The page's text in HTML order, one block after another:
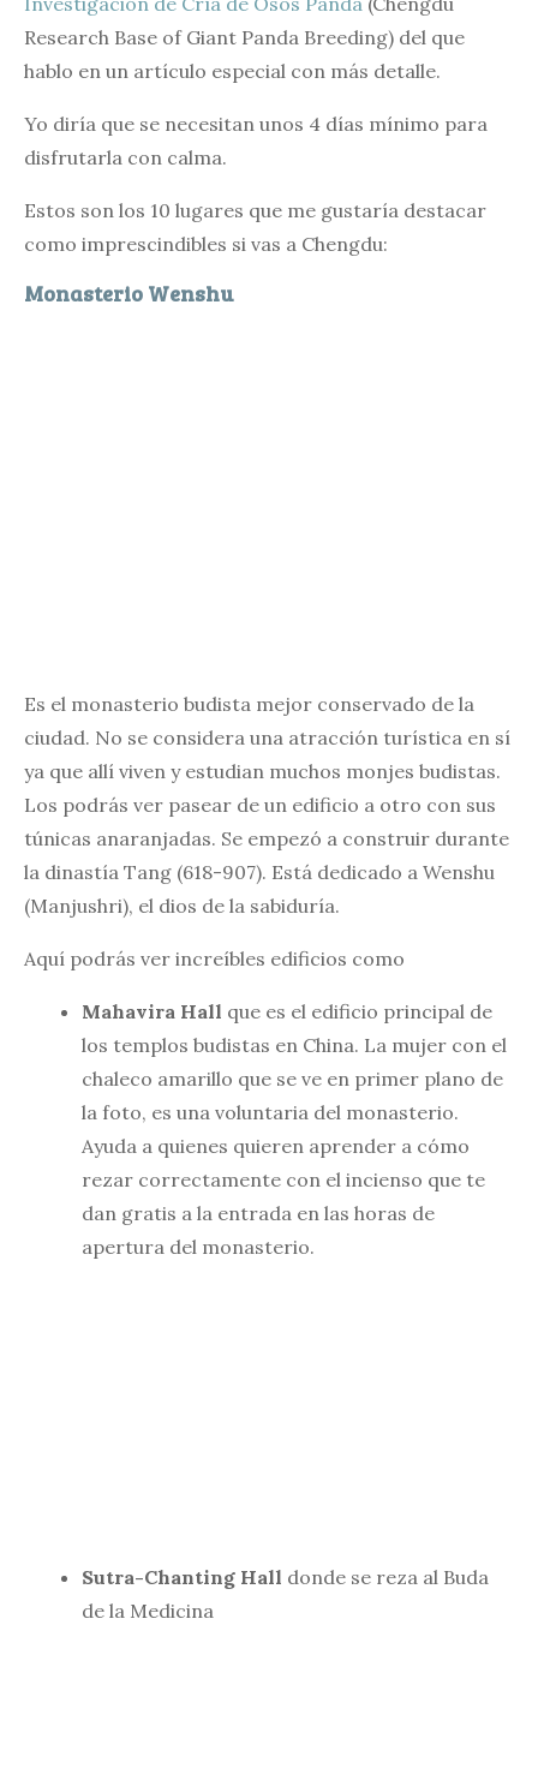
Research Base of Giant Panda Breeding) del que
hablo en un artículo especial con más detalle.
Yo diría que se necesitan unos 4 días mínimo para
disfrutarla con calma.
Estos son los 10 lugares que me gustaría destacar
como imprescindibles si vas a Chengdu:
Monasterio Wenshu
Es el monasterio budista mejor conservado de la
ciudad. No se considera una atracción turística en sí
ya que allí viven y estudian muchos monjes budistas.
Los podrás ver pasear de un edificio a otro con sus
túnicas anaranjadas. Se empezó a construir durante
la dinastía Tang (618-907). Está dedicado a Wenshu
(Manjushri), el dios de la sabiduría.
Aquí podrás ver increíbles edificios como
Mahavira Hall que es el edificio principal de
los templos budistas en China. La mujer con el
chaleco amarillo que se ve en primer plano de
la foto, es una voluntaria del monasterio.
Ayuda a quienes quieren aprender a cómo
rezar correctamente con el incienso que te
dan gratis a la entrada en las horas de
apertura del monasterio.
Sutra-Chanting Hall donde se reza al Buda
de la Medicina